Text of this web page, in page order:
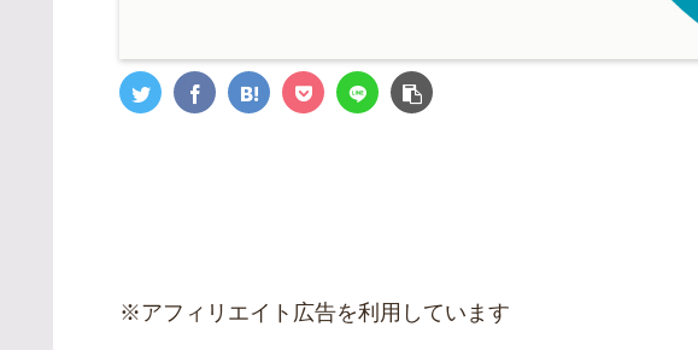
※アフィリエイト広告を利用しています